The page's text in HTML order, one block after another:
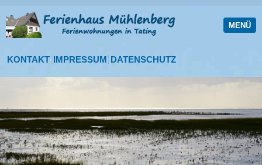
MENÜ
KONTAKT IMPRESSUM DATENSCHUTZ